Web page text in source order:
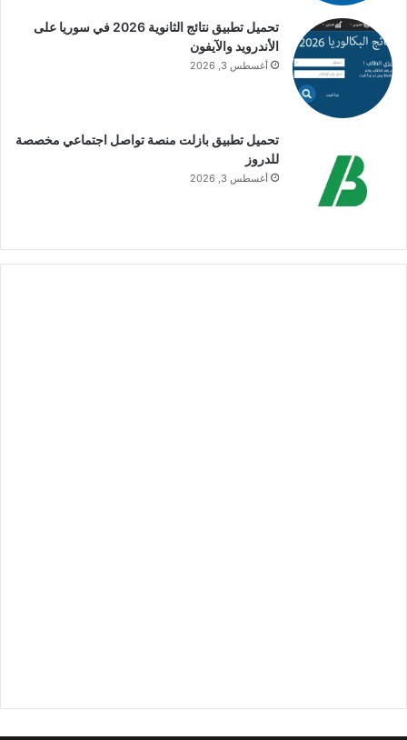
تحميل تطبيق نتائج الثانوية 2026 في سوريا على
الأندرويد والآيفون
أغسطس 3, 2026
تحميل تطبيق بازلت منصة تواصل اجتماعي مخصصة
للدروز
أغسطس 3, 2026